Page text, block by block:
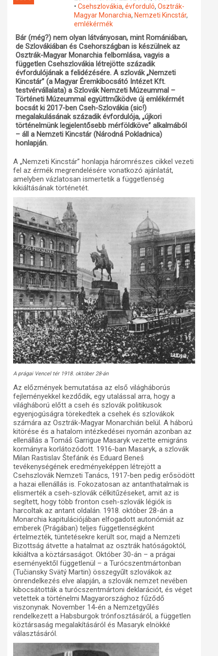
Műhelymunkák
• Csehszlovákia, évforduló, Osztrák-
Magyar Monarchia, Nemzeti Kincstár,
emlékérmék
Bár (még?) nem olyan látványosan, mint Romániában,
de Szlovákiában és Csehországban is készülnek az
Osztrák-Magyar Monarchia felbomlása, vagyis a
független Csehszlovákia létrejötte századik
évfordulójának a felidézésére. A szlovák „Nemzeti
Kincstár” (a Magyar Éremkibocsátó Intézet Kft.
testvérvállalata) a Szlovák Nemzeti Múzeummal –
Történeti Múzeummal együttműködve új emlékérmét
bocsát ki 2017-ben Cseh-Szlovákia (sic!)
megalakulásának századik évfordulója, „újkori
történelmünk legjelentősebb mérföldköve” alkalmából
– áll a Nemzeti Kincstár (Národná Pokladnica)
honlapján.
A „Nemzeti Kincstár” honlapja háromrészes cikkel vezeti
fel az érmék megrendelésére vonatkozó ajánlatát,
amelyben vázlatosan ismertetik a függetlenség
kikiáltásának történetét.
A prágai Vencel tér 1918. október 28-án
Az előzmények bemutatása az első világháborús
fejleményekkel kezdődik, egy utalással arra, hogy a
világháború előtt a cseh és szlovák politikusok
egyenjogúságra törekedtek a csehek és szlovákok
számára az Osztrák-Magyar Monarchián belül. A háború
kitörése és a hatalom intézkedései nyomán azonban az
ellenállás a Tomáš Garrigue Masaryk vezette emigráns
kormányra korlátozódott. 1916-ban Masaryk, a szlovák
Milan Rastislav Štefánik és Eduard Beneš
tevékenységének eredményeképpen létrejött a
Csehszlovák Nemzeti Tanács, 1917-ben pedig erősödött
a hazai ellenállás is. Fokozatosan az antanthatalmak is
elismerték a cseh-szlovák célkitűzéseket, amit az is
segített, hogy több fronton cseh-szlovák légiók is
harcoltak az antant oldalán. 1918. október 28-án a
Monarchia kapitulációjában elfogadott autonómiát az
emberek (Prágában) teljes függetlenségként
értelmezték, tüntetésekre került sor, majd a Nemzeti
Bizottság átvette a hatalmat az osztrák hatóságoktól,
kikiáltva a köztársaságot. Október 30-án – a prágai
eseményektől függetlenül – a Turócszentmártonban
(Tučiansky Svätý Martin) összegyűlt szlovákok az
önrendelkezés elve alapján, a szlovák nemzet nevében
kibocsátották a turócszentmártoni deklarációt, és véget
vetettek a történelmi Magyarországhoz fűződő
viszonynak. November 14-én a Nemzetgyűlés
rendelkezett a Habsburgok trónfosztásáról, a független
köztársaság megalakításáról és Masaryk elnökké
választásáról.